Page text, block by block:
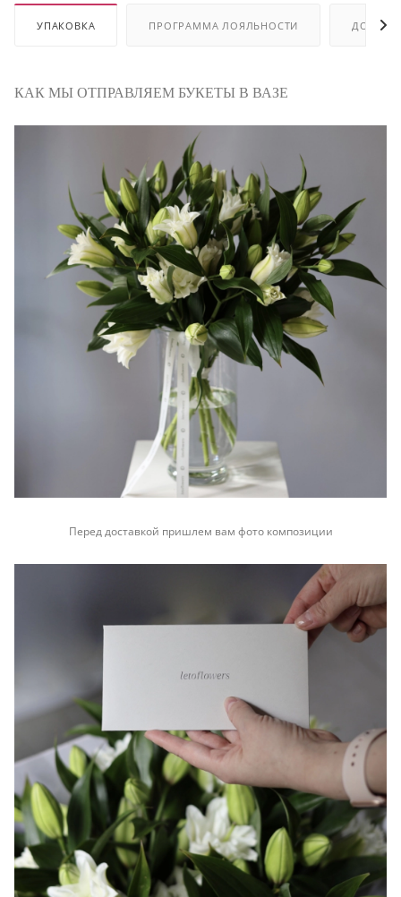
УПАКОВКА ПРОГРАММА ЛОЯЛЬНОСТИ
КАК МЫ ОТПРАВЛЯЕМ БУКЕТЫ В ВАЗЕ
Перед доставкой пришлем вам фото композиции